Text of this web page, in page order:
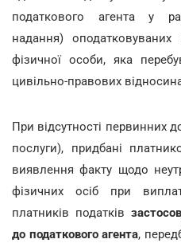
податкового агента у
надання)
фізичної особи, яка
цивільно-правових
При відсутності первинних
послуги), придбані
виявлення факту щодо
фізичних осіб при
платників податків
до податкового агента,